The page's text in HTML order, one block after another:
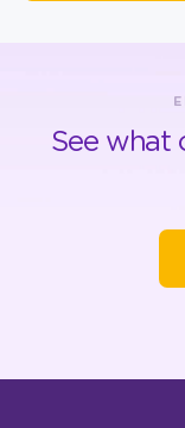
See what